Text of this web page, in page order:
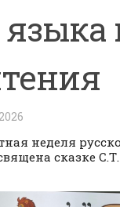
языка
неделя
сказке